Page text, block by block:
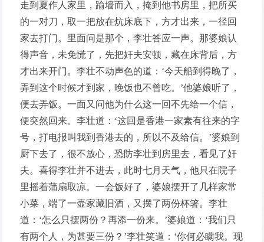
走到夏作人家里，踰墙而入，掩到他书房里，把所买
的一对刀，取一把放在炕床底下，方才出来，一径回
家去打门。里面问是那个，李壮答应一声。那婆娘认
得声音，未免慌了，先把奸夫安顿，藏在床背后，方
才出来开门。李壮不动声色的道：‘今天船到得晚了，
弄到这个时候才到家，晚饭也不曾吃。’他婆娘听了，
便去弄饭。一面又问他为什么这一回不先给一个信，
便突然回来。李壮道：‘这回是香港一家素有往来的字
号，打电报叫我到香港去的，所以不及给信。’婆娘到
厨下去了，很不放心，恐防李壮到房里去，看见了奸
夫。喜得李壮并不进去，此时七月天气，他只在院子
里摇着蒲扇取凉。一会饭好了，婆娘摆开了几样家常
小菜，端了一壶家藏旧酒，又摆了两份杯箸。李壮
道：‘怎么只摆两份？再添一份来。’婆娘道：‘我们只
有两个人，为甚要三份？’李壮笑道：‘你何必瞒我。现